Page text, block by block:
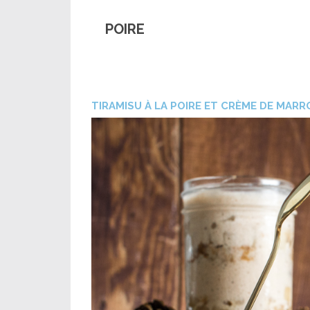
POIRE
TIRAMISU À LA POIRE ET CRÈME DE